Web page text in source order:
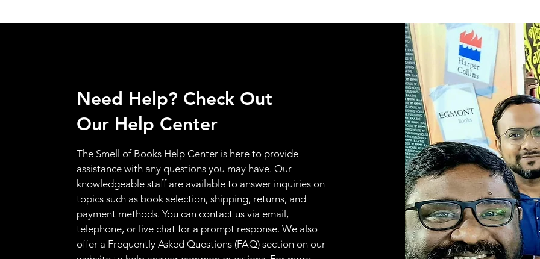
Need Help? Check Out
Our Help Center
The Smell of Books Help Center is here to provide
assistance with any questions you may have. Our
knowledgeable staff are available to answer inquiries on
topics such as book selection, shipping, returns, and
payment methods. You can contact us via email,
telephone, or live chat for a prompt response. We also
offer a Frequently Asked Questions (FAQ) section on our